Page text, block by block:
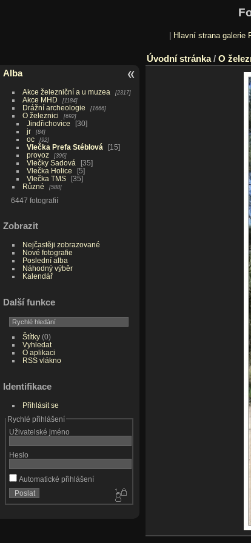
Hlavní strana galerie
Alba
Akce železniční a u muzea 2317
Akce MHD 1184
Drážní archeologie 1666
O železnici 692
Jindřichovice
30
jr
84
oc 92
Vlečka Prefa Stéblová
15
provoz
396
Vlečky Sadová
35
Vlečka Holice
5
Vlečka TMS
35
Různé
588
6447 fotografií
Zobrazit
Nejčastěji zobrazované
Nové fotografie
Poslední alba
Náhodný výběr
Kalendář
Další funkce
Štítky(0)
Vyhledat
O aplikaci
RSS vlákno
Identifikace
Přihlásit se
Rychlé přihlášení
Uživatelské jméno
Heslo
Automatické přihlášení
Úvodní stránka/ O